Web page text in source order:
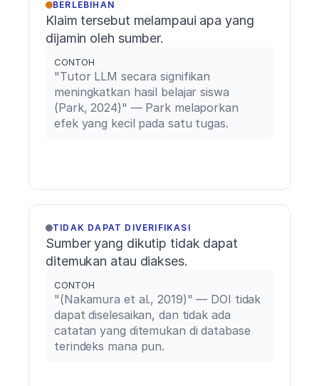
BERLEBIHAN
Klaim tersebut melampaui apa yang
dijamin oleh sumber.
CONTOH
"Tutor LLM secara signifikan
meningkatkan hasil belajar siswa
(Park, 2024)" — Park melaporkan
efek yang kecil pada satu tugas.
TIDAK DAPAT DIVERIFIKASI
Sumber yang dikutip tidak dapat
ditemukan atau diakses.
CONTOH
"(Nakamura et al., 2019)" — DOI tidak
dapat diselesaikan, dan tidak ada
catatan yang ditemukan di database
terindeks mana pun.